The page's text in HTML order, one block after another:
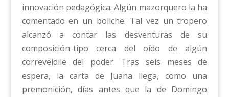
innovación pedagógica. Algún mazorquero la ha
comentado en un boliche. Tal vez un tropero
alcanzó a contar las desventuras de su
composición-tipo cerca del oído de algún
correveidile del poder. Tras seis meses de
espera, la carta de Juana llega, como una
premonición, días antes que la de Domingo